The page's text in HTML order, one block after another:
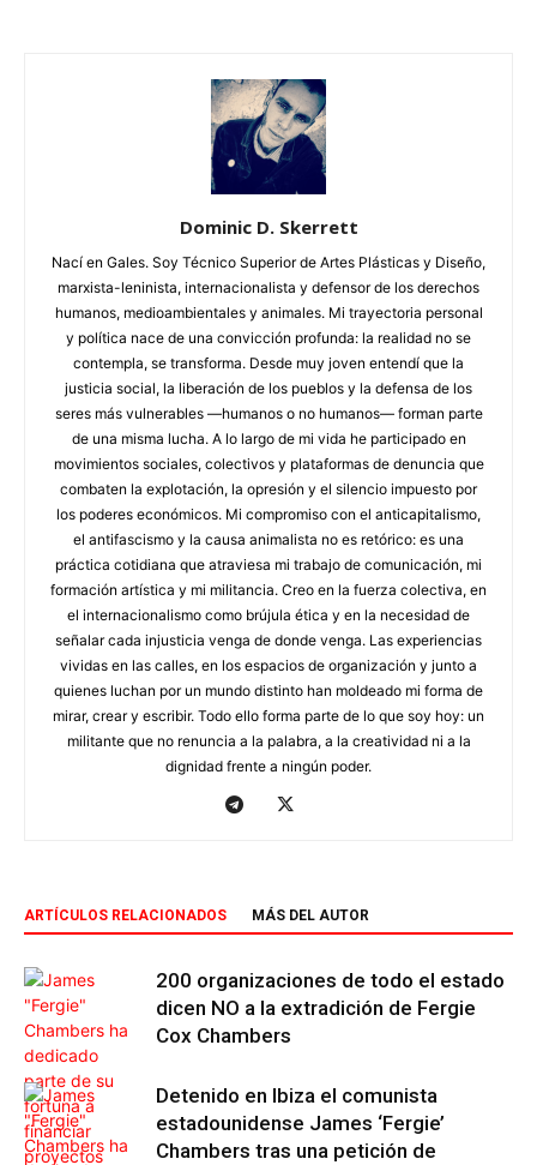
Dominic D. Skerrett
Nací en Gales. Soy Técnico Superior de Artes Plásticas y Diseño,
marxista-leninista, internacionalista y defensor de los derechos
humanos, medioambientales y animales. Mi trayectoria personal
y política nace de una convicción profunda: la realidad no se
contempla, se transforma. Desde muy joven entendí que la
justicia social, la liberación de los pueblos y la defensa de los
seres más vulnerables —humanos o no humanos— forman parte
de una misma lucha. A lo largo de mi vida he participado en
movimientos sociales, colectivos y plataformas de denuncia que
combaten la explotación, la opresión y el silencio impuesto por
los poderes económicos. Mi compromiso con el anticapitalismo,
el antifascismo y la causa animalista no es retórico: es una
práctica cotidiana que atraviesa mi trabajo de comunicación, mi
formación artística y mi militancia. Creo en la fuerza colectiva, en
el internacionalismo como brújula ética y en la necesidad de
señalar cada injusticia venga de donde venga. Las experiencias
vividas en las calles, en los espacios de organización y junto a
quienes luchan por un mundo distinto han moldeado mi forma de
mirar, crear y escribir. Todo ello forma parte de lo que soy hoy: un
militante que no renuncia a la palabra, a la creatividad ni a la
dignidad frente a ningún poder.
ARTÍCULOS RELACIONADOS MÁS DEL AUTOR
200 organizaciones de todo el estado
dicen NO a la extradición de Fergie
Cox Chambers
Detenido en Ibiza el comunista
estadounidense James ‘Fergie’
Chambers tras una petición de